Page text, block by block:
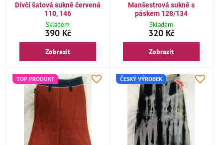
Dívčí šatová sukně červená
110, 146
Skladem
390 Kč
Zobrazit
Manšestrová sukně s
páskem 128/134
Skladem
320 Kč
Zobrazit
TOP PRODUKT ČESKÝ VÝROBEK